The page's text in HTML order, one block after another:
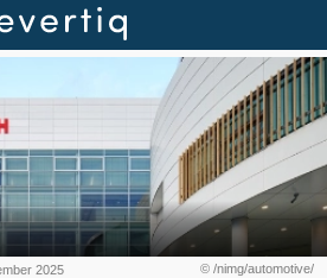
© /nimg/automotive/
2025